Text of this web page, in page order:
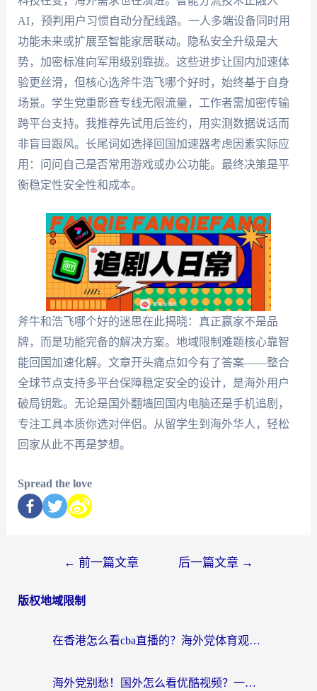
AI，预判用户习惯自动分配线路。一人多端设备同时用
功能未来或扩展至智能家居联动。隐私安全升级是大
势，加密标准向军用级别靠拢。这些进步让国内加速体
验更丝滑，但核心选斧牛浩飞哪个好时，始终基于自身
场景。学生党重影音专线无限流量，工作者需加密传输
跨平台支持。我推荐先试用后签约，用实测数据说话而
非盲目跟风。长尾词如选择回国加速器考虑因素实际应
用：问问自己是否常用游戏或办公功能。最终决策是平
衡稳定性安全性和成本。
斧牛和浩飞哪个好的迷思在此揭晓：真正赢家不是品
牌，而是功能完备的解决方案。地域限制难题核心靠智
能回国加速化解。文章开头痛点如今有了答案——整合
全球节点支持多平台保障稳定安全的设计，是海外用户
破局钥匙。无论是国外翻墙回国内电脑还是手机追剧，
专注工具本质你选对伴侣。从留学生到海外华人，轻松
回家从此不再是梦想。
Spread the love
← 前一篇文章 后一篇文章 →
版权地域限制
在香港怎么看cba直播的？海外党体育观赛终极指南：告别版权限制，畅享中文解说
海外党别愁！国外怎么看优酷视频？一招解决追剧、看直播难题